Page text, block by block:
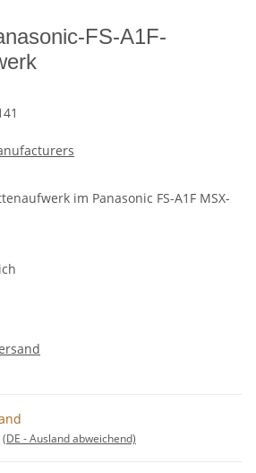
FS-A1F-
im Panasonic FS-A1F MSX-
(DE - Ausland abweichend)